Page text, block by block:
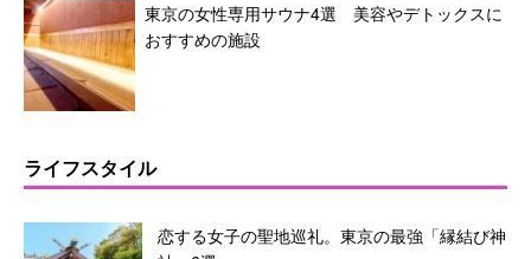
東京の女性専用サウナ4選 美容やデトックスに
おすすめの施設
ライフスタイル
恋する女子の聖地巡礼。東京の最強「縁結び神